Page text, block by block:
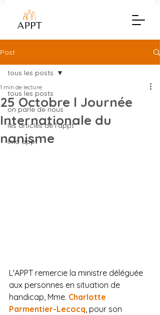
Post
tous les posts
on parle de nous
les articles de l'appt
info appt
tous les posts
25 Octobre l Journée
Internationale du
nanisme
1 min de lecture
L'APPT remercie la ministre déléguée
aux personnes en situation de
handicap, Mme. Charlotte
Parmentier-Lecocq , pour son